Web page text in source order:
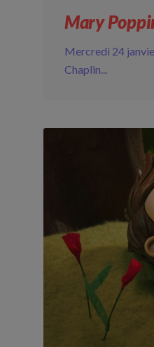
Mary
Mercredi 24
Chaplin...